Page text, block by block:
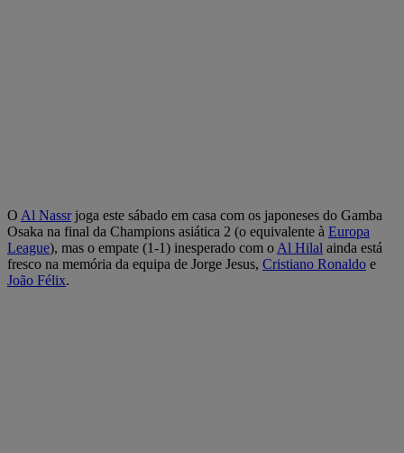
O Al Nassrjoga este sábado em casa com os japoneses do Gamba
Osaka na final da Champions asiática 2 (o equivalente à Europa
League), mas o empate (1-1) inesperado com o Al Hilal ainda está
fresco na memória da equipa de Jorge Jesus, Cristiano Ronaldo e
João Félix.